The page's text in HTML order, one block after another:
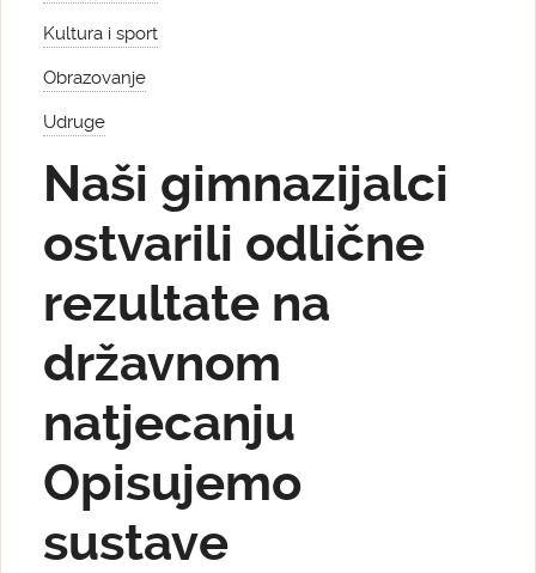
Kultura i sport
Obrazovanje
Udruge
Naši gimnazijalci
ostvarili odlične
rezultate na
državnom
natjecanju
Opisujemo
sustave